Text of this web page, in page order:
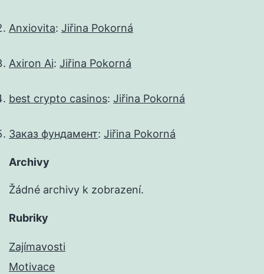
Anxiovita: Jiřina Pokorná
Axiron Ai: Jiřina Pokorná
best crypto casinos: Jiřina Pokorná
Заказ фундамент: Jiřina Pokorná
Archivy
Žádné archivy k zobrazení.
Rubriky
Zajímavosti
Motivace